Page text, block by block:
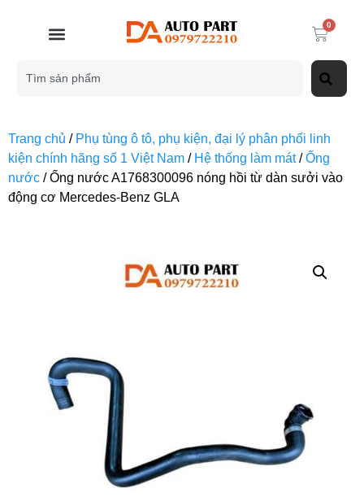
0
Trang chủ / Phụ tùng ô tô, phụ kiện, đại lý phân phối linh
kiện chính hãng số 1 Việt Nam / Hệ thống làm mát/Ống
nước / Ống nước A1768300096 nóng hồi từ dàn sưởi vào
động cơ Mercedes-Benz GLA